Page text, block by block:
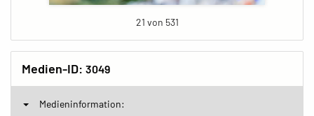
21 von 531
Medien-ID: 3049
Medieninformation: